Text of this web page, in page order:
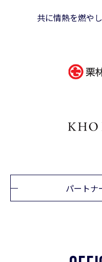
共に情熱を燃や
パートナ